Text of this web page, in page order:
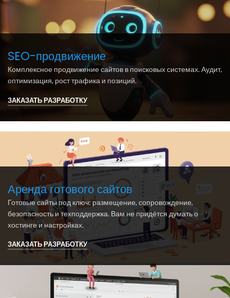
SEO-продвижение
Комплексное продвижение сайтов в поисковых системах. Аудит,
оптимизация, рост трафика и позиций.
ЗАКАЗАТЬ РАЗРАБОТКУ
Аренда готового сайтов
Готовые сайты под ключ: размещение, сопровождение,
безопасность и техподдержка. Вам не придётся думать о
хостинге и настройках.
ЗАКАЗАТЬ РАЗРАБОТКУ